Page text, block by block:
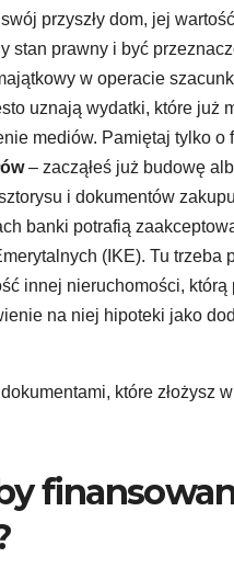
przyszły dom, jej
stan prawny i być
w operacie
uznają wydatki, które już
mediów. Pamiętaj tylko o
– zacząłeś już budowę
i dokumentów
banki potrafią
(IKE). Tu trzeba
innej nieruchomości,
na niej hipoteki jako
które złożysz